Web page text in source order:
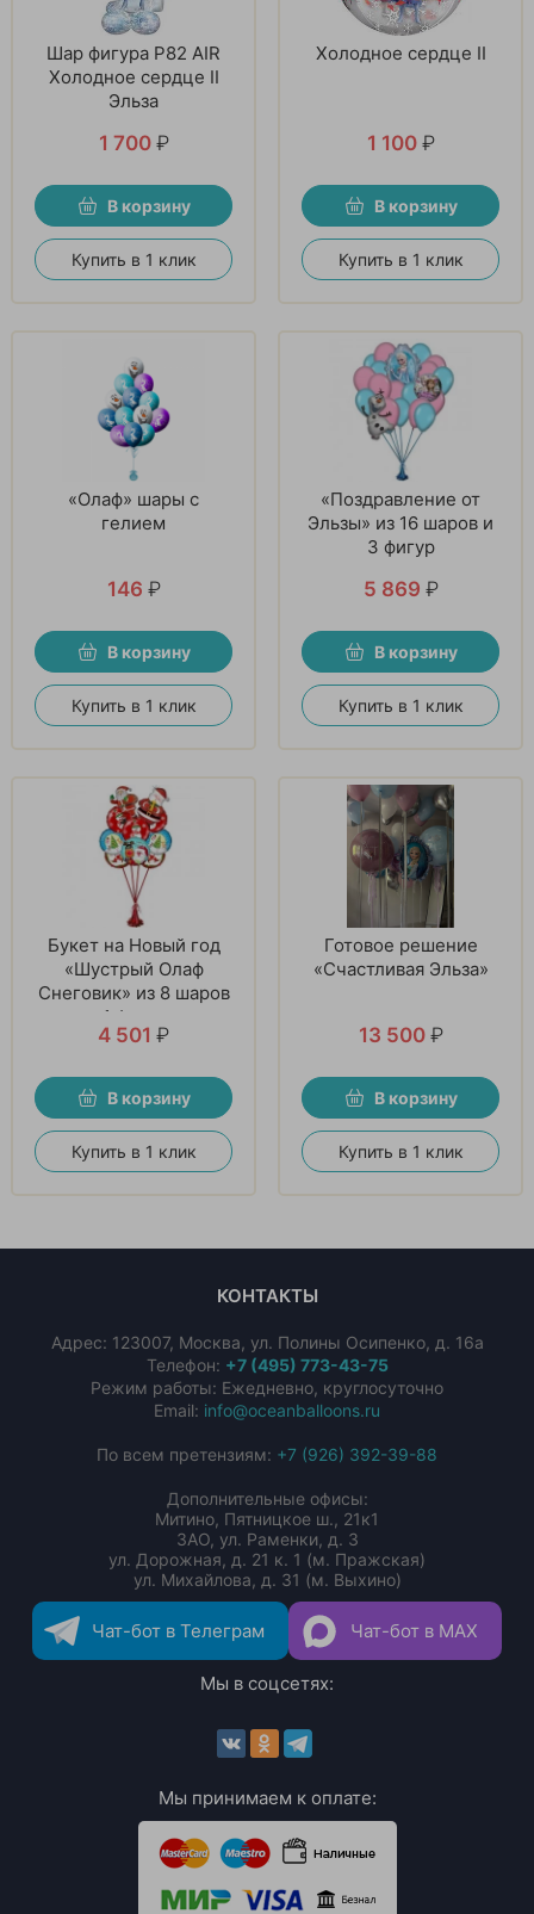
Шар фигура P82 AIR
Холодное сердце II
Эльза
1 700 ₽
В корзину
Купить в 1 клик
Холодное сердце II
1 100 ₽
В корзину
Купить в 1 клик
«Олаф» шары с
гелием
146 ₽
В корзину
Купить в 1 клик
«Поздравление от
Эльзы» из 16 шаров и
3 фигур
5 869 ₽
В корзину
Купить в 1 клик
Букет на Новый год
«Шустрый Олаф
Снеговик» из 8 шаров
и 1 фигуры
4 501 ₽
В корзину
Купить в 1 клик
Готовое решение
«Счастливая Эльза»
13 500 ₽
В корзину
Купить в 1 клик
КОНТАКТЫ
Адрес: 123007, Москва, ул. Полины Осипенко, д. 16а
Телефон: +7 (495) 773-43-75
Режим работы: Ежедневно, круглосуточно
Email: info@oceanballoons.ru
По всем претензиям: +7 (926) 392-39-88
Дополнительные офисы:
Митино, Пятницкое ш., 21к1
ЗАО, ул. Раменки, д. 3
ул. Дорожная, д. 21 к. 1 (м. Пражская)
ул. Михайлова, д. 31 (м. Выхино)
Чат-бот в Телеграм Чат-бот в MAX
Мы в соцсетях:
Мы принимаем к оплате: